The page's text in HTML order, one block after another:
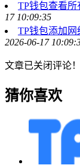
TP钱包查看
17 10:09:35
TP钱包添加
2026-06-17
文章已关闭评论！
猜你喜欢